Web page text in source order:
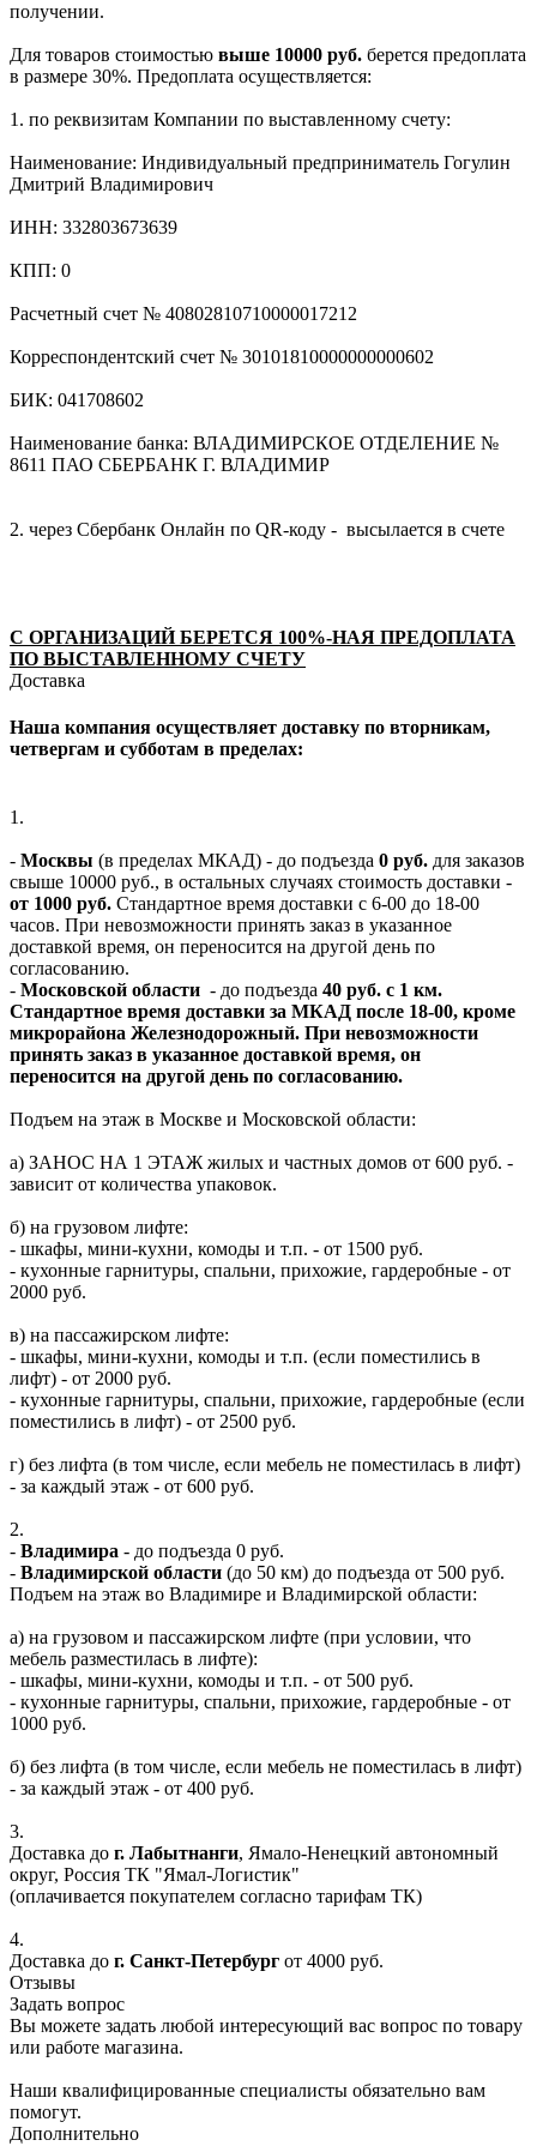
получении.
Для товаров стоимостью выше 10000 руб. берется предоплата
в размере 30%. Предоплата осуществляется:
1. по реквизитам Компании по выставленному счету:
Наименование: Индивидуальный предприниматель Гогулин
Дмитрий Владимирович
ИНН: 332803673639
КПП: 0
Расчетный счет № 40802810710000017212
Корреспондентский счет № 30101810000000000602
БИК: 041708602
Наименование банка: ВЛАДИМИРСКОЕ ОТДЕЛЕНИЕ №
8611 ПАО СБЕРБАНК Г. ВЛАДИМИР
2. через Сбербанк Онлайн по QR-коду - высылается в счете
С ОРГАНИЗАЦИЙ БЕРЕТСЯ 100%-НАЯ ПРЕДОПЛАТА
ПО ВЫСТАВЛЕННОМУ СЧЕТУ
Доставка
Наша компания осуществляет доставку по вторникам,
четвергам и субботам в пределах:
1.
- Москвы (в пределах МКАД) - до подъезда 0 руб. для заказов
свыше 10000 руб., в остальных случаях стоимость доставки -
от 1000 руб. Стандартное время доставки с 6-00 до 18-00
часов. При невозможности принять заказ в указанное
доставкой время, он переносится на другой день по
согласованию.
- Московской области - до подъезда 40 руб. с 1 км.
Стандартное время доставки за МКАД после 18-00, кроме
микрорайона Железнодорожный. При невозможности
принять заказ в указанное доставкой время, он
переносится на другой день по согласованию.
Подъем на этаж в Москве и Московской области:
а) ЗАНОС НА 1 ЭТАЖ жилых и частных домов от 600 руб. -
зависит от количества упаковок.
б) на грузовом лифте:
- шкафы, мини-кухни, комоды и т.п. - от 1500 руб.
- кухонные гарнитуры, спальни, прихожие, гардеробные - от
2000 руб.
в) на пассажирском лифте:
- шкафы, мини-кухни, комоды и т.п. (если поместились в
лифт) - от 2000 руб.
- кухонные гарнитуры, спальни, прихожие, гардеробные (если
поместились в лифт) - от 2500 руб.
г) без лифта (в том числе, если мебель не поместилась в лифт)
- за каждый этаж - от 600 руб.
2.
- Владимира - до подъезда 0 руб.
- Владимирской области (до 50 км) до подъезда от 500 руб.
Подъем на этаж во Владимире и Владимирской области:
а) на грузовом и пассажирском лифте (при условии, что
мебель разместилась в лифте):
- шкафы, мини-кухни, комоды и т.п. - от 500 руб.
- кухонные гарнитуры, спальни, прихожие, гардеробные - от
1000 руб.
б) без лифта (в том числе, если мебель не поместилась в лифт)
- за каждый этаж - от 400 руб.
3.
Доставка до г. Лабытнанги, Ямало-Ненецкий автономный
округ, Россия ТК "Ямал-Логистик"
(оплачивается покупателем согласно тарифам ТК)
4.
Доставка до г. Санкт-Петербург от 4000 руб.
Отзывы
Задать вопрос
Вы можете задать любой интересующий вас вопрос по товару
или работе магазина.
Наши квалифицированные специалисты обязательно вам
помогут.
Дополнительно